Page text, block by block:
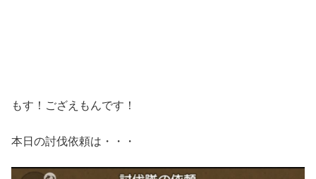
もす！ござえもんです！
本日の討伐依頼は・・・